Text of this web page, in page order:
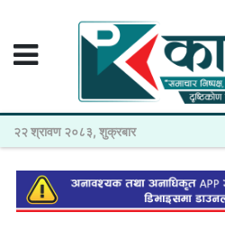
२२ श्रावण २०८३, शुक्रबार